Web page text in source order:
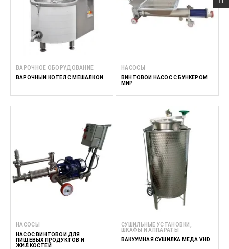
ВАРОЧНОЕ ОБОРУДОВАНИЕ
ВАРОЧНЫЙ КОТЕЛ С МЕШАЛКОЙ
НАСОСЫ
ВИНТОВОЙ НАСОС С БУНКЕРОМ
MNP
НАСОСЫ
НАСОС ВИНТОВОЙ ДЛЯ
ПИЩЕВЫХ ПРОДУКТОВ И
ЖИДКОСТЕЙ
СУШИЛЬНЫЕ УСТАНОВКИ,
ШКАФЫ И АППАРАТЫ
ВАКУУМНАЯ СУШИЛКА МЕДА VHD